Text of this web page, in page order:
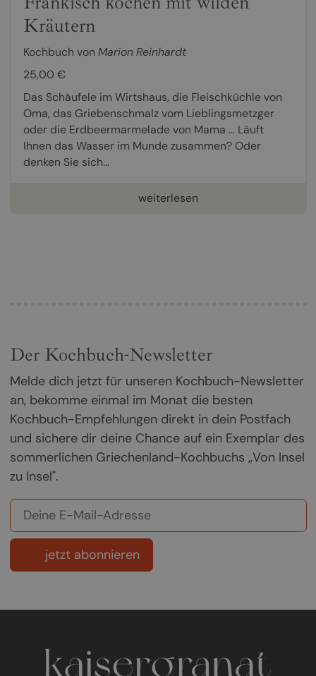
Kräutern
Kochbuch von Marion Reinhardt
25,00 €
Das Schäufele im Wirtshaus, die Fleischküchle von
Oma, das Griebenschmalz vom Lieblingsmetzger
oder die Erdbeermarmelade von Mama … Läuft
Ihnen das Wasser im Munde zusammen? Oder
denken Sie sich...
weiterlesen
Der Kochbuch-Newsletter
Melde dich jetzt für unseren Kochbuch-Newsletter
an, bekomme einmal im Monat die besten
Kochbuch-Empfehlungen direkt in dein Postfach
und sichere dir deine Chance auf ein Exemplar des
sommerlichen Griechenland-Kochbuchs „Von Insel
zu Insel".
jetzt abonnieren